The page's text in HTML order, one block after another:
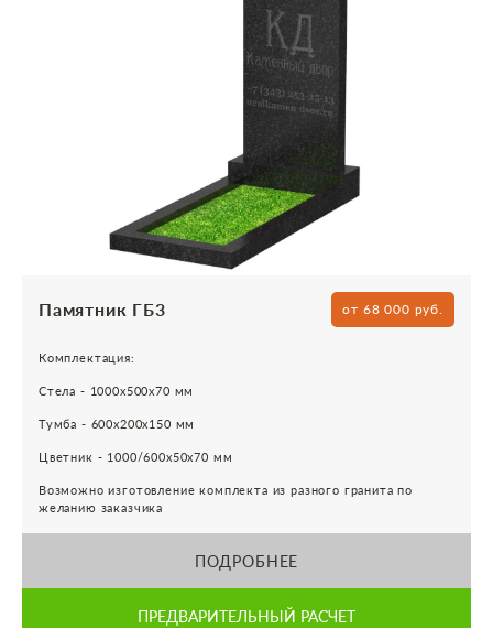
Памятник ГБ3 от 68 000 руб.
Комплектация:
Стела - 1000х500х70 мм
Тумба - 600х200х150 мм
Цветник - 1000/600х50х70 мм
Возможно изготовление комплекта из разного гранита по
желанию заказчика
ПОДРОБНЕЕ
ПРЕДВАРИТЕЛЬНЫЙ РАСЧЕТ